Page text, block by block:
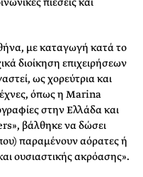
με καταγωγή κατά το
διοίκηση επιχειρήσεων
ως χορεύτρια και
όπως η Marina
στην Ελλάδα και
βάλθηκε να δώσει
παραμένουν αόρατες ή
ουσιαστικής ακρόασης».